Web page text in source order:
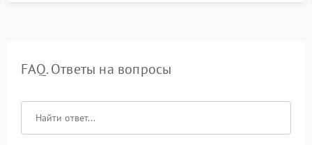
FAQ. Ответы на вопросы